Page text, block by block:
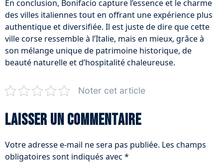
En conclusion, Bonifacio capture l’essence et le charme
des villes italiennes tout en offrant une expérience plus
authentique et diversifiée. Il est juste de dire que cette
ville corse ressemble à l’Italie, mais en mieux, grâce à
son mélange unique de patrimoine historique, de
beauté naturelle et d’hospitalité chaleureuse.
Noter cet article
Laisser un commentaire
Votre adresse e-mail ne sera pas publiée. Les champs
obligatoires sont indiqués avec *